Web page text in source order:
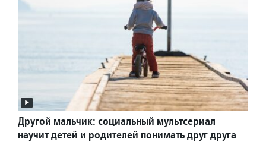
Другой мальчик: социальный мультсериал
научит детей и родителей понимать друг друга